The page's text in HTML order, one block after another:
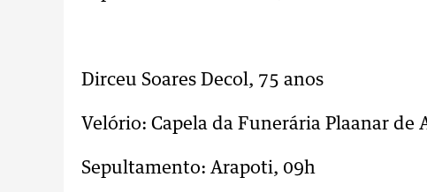
Dirceu Soares Decol, 75 anos
Velório: Capela da Funerária Plaanar de
Sepultamento: Arapoti, 09h